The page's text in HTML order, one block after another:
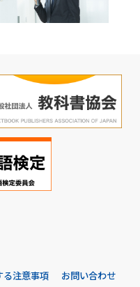
る注意事項
お問い合わせ